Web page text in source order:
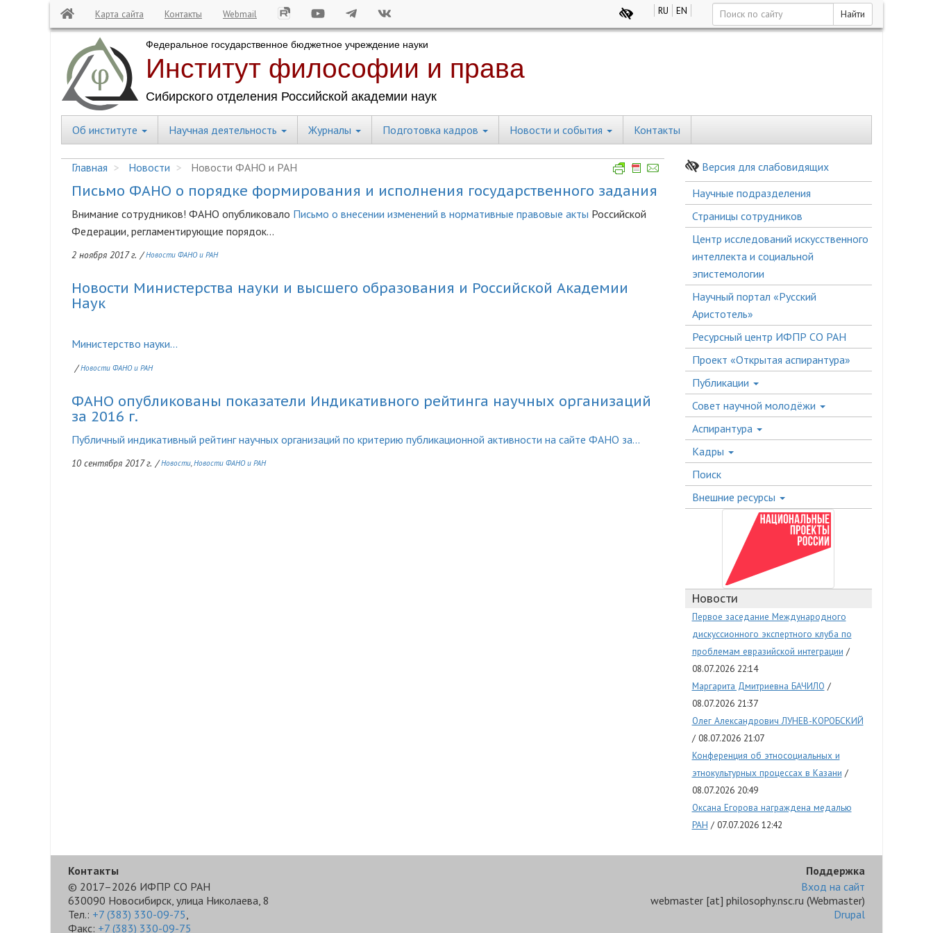
Карта сайта Контакты Webmail RU EN Найти
Central
Об институте Научная деятельность Журналы Подготовка кадров Новости и события Контакты
Главная Новости Новости ФАНО и РАН
Письмо ФАНО о порядке формирования и исполнения государственного задания
Внимание сотрудников! ФАНО опубликовало Письмо о внесении изменений в нормативные правовые акты Российской
Федерации, регламентирующие порядок...
2 ноября 2017 г. / Новости ФАНО и РАН
Новости Министерства науки и высшего образования и Российской Академии
Наук
Министерство науки...
/ Новости ФАНО и РАН
ФАНО опубликованы показатели Индикативного рейтинга научных организаций
за 2016 г.
Публичный индикативный рейтинг научных организаций по критерию публикационной активности на сайте ФАНО за...
10 сентября 2017 г. / Новости Новости ФАНО и РАН
Версия для слабовидящих
Боковое
меню
Научные подразделения
Страницы сотрудников
Центр исследований искусственного
интеллекта и социальной
эпистемологии
Научный портал «Русский
Аристотель»
Ресурсный центр ИФПР СО РАН
Проект «Открытая аспирантура»
Публикации
Совет научной молодёжи
Аспирантура
Кадры
Поиск
Внешние ресурсы
Новости
Первое заседание Международного
дискуссионного экспертного клуба по
проблемам евразийской интеграции
08.07.2026 22:14
Маргарита Дмитриевна БАЧИЛО
08.07.2026 21:37
Олег Александрович ЛУНЕВ-КОРОБСКИЙ
08.07.2026 21:07
Конференция об этносоциальных и
этнокультурных процессах в Казани
08.07.2026 20:49
Оксана Егорова награждена медалью
РАН
07.07.2026 12:42
Контакты
© 2017–2026 ИФПР СО РАН
630090 Новосибирск, улица Николаева, 8
Тел.: +7 (383) 330-09-75
Факс: +7 (383) 330-09-75
Поддержка
Вход на сайт
webmaster [at] philosophy.nsc.ru (Webmaster)
Drupal